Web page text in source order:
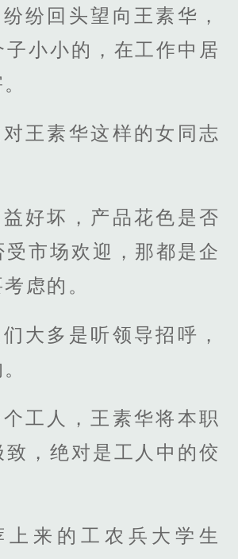
纷回头望向王素华，
小小的，在工作中居
王素华这样的女同志
好坏，产品花色是否
受市场欢迎，那都是企
虑的。
大多是听领导招呼，
工人，王素华将本职
，绝对是工人中的佼
上来的工农兵大学生